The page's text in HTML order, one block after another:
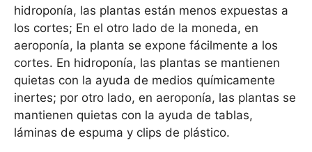
hidroponía, las plantas están menos expuestas a
los cortes; En el otro lado de la moneda, en
aeroponía, la planta se expone fácilmente a los
cortes. En hidroponía, las plantas se mantienen
quietas con la ayuda de medios químicamente
inertes; por otro lado, en aeroponía, las plantas se
mantienen quietas con la ayuda de tablas,
láminas de espuma y clips de plástico.